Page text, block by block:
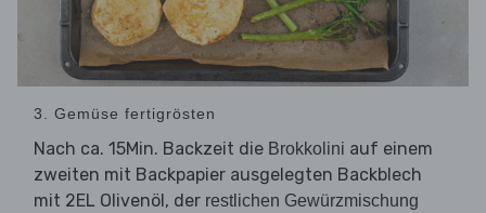
3. Gemüse fertigrösten
Nach ca. 15Min. Backzeit die Brokkolini auf einem
zweiten mit Backpapier ausgelegten Backblech
mit 2EL Olivenöl, der restlichen Gewürzmischung